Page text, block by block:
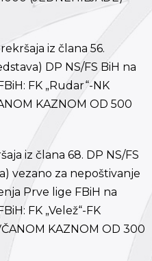
iz člana 56.
DP NS/FS BiH na
FK „Rudar“-NK
KAZNOM OD 500
iz člana 68. DP NS/FS
vezano za nepoštivanje
Prve lige FBiH na
FK „Velež“-FK
KAZNOM OD 300